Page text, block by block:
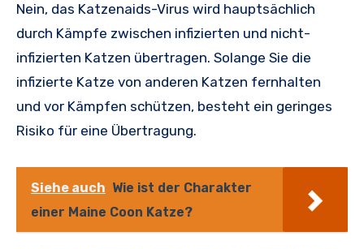
Nein, das Katzenaids-Virus wird hauptsächlich
durch Kämpfe zwischen infizierten und nicht-
infizierten Katzen übertragen. Solange Sie die
infizierte Katze von anderen Katzen fernhalten
und vor Kämpfen schützen, besteht ein geringes
Risiko für eine Übertragung.
Siehe auch Wie ist der Charakter
einer Maine Coon Katze?